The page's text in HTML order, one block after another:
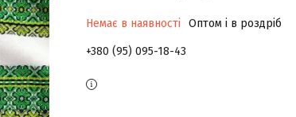
Немає в наявності Оптом і в роздріб
+380 (95) 095-18-43